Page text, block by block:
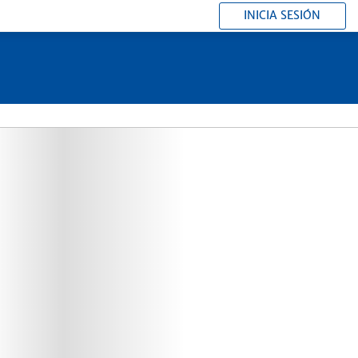
INICIA SESIÓN